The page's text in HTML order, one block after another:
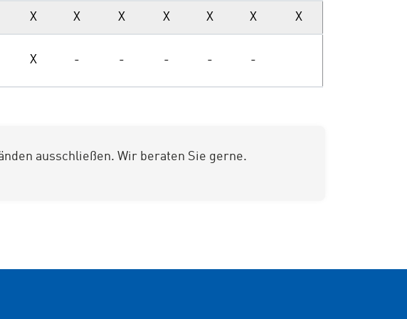
X X X X X X X
X - - - - -
ausschließen. Wir beraten Sie gerne.